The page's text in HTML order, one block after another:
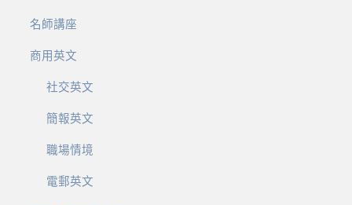
名師講座
商用英文
社交英文
簡報英文
職場情境
電郵英文